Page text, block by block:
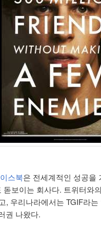
스북은 전세계적인 성공을
돋보이는 회사다. 트위터와
, 우리나라에서는 TGIF라
권 나왔다.